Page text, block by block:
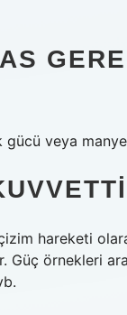
veya
hareketi
Güç örnekleri